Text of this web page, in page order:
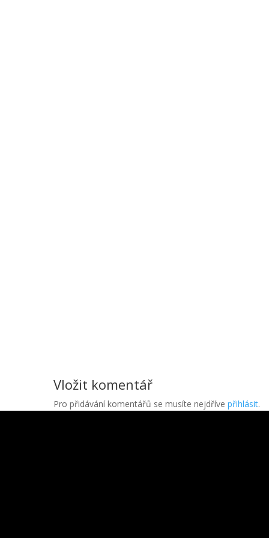
Vložit komentář
Pro přidávání komentářů se musíte nejdříve přihlásit.